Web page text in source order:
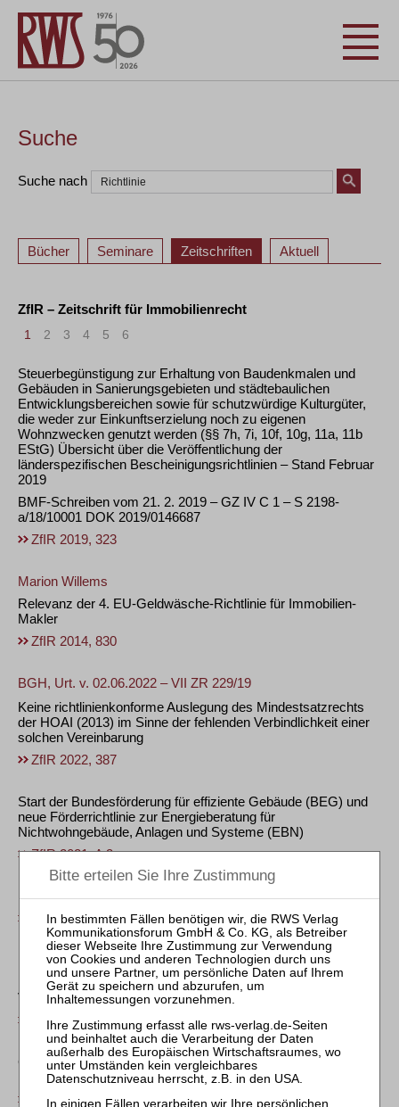
Suche
Suche nach
Bücher Seminare Zeitschriften Aktuell
ZfIR – Zeitschrift für Immobilienrecht
1 2 3 4 5 6
Steuerbegünstigung zur Erhaltung von Baudenkmalen und
Gebäuden in Sanierungsgebieten und städtebaulichen
Entwicklungsbereichen sowie für schutzwürdige Kulturgüter,
die weder zur Einkunftserzielung noch zu eigenen
Wohnzwecken genutzt werden (§§ 7h, 7i, 10f, 10g, 11a, 11b
EStG) Übersicht über die Veröffentlichung der
länderspezifischen Bescheinigungsrichtlinien – Stand Februar
2019
BMF-Schreiben vom 21. 2. 2019 – GZ IV C 1 – S 2198-
a/18/10001 DOK 2019/0146687
ZfIR 2019, 323
Marion Willems
Relevanz der 4. EU-Geldwäsche-Richtlinie für Immobilien-
Makler
ZfIR 2014, 830
BGH, Urt. v. 02.06.2022 – VII ZR 229/19
Keine richtlinienkonforme Auslegung des Mindestsatzrechts
der HOAI (2013) im Sinne der fehlenden Verbindlichkeit einer
solchen Vereinbarung
ZfIR 2022, 387
Start der Bundesförderung für effiziente Gebäude (BEG) und
neue Förderrichtlinie zur Energieberatung für
Nichtwohngebäude, Anlagen und Systeme (EBN)
ZfIR 2021, A 3
EU-Kommission will die Gebäuderichtlinie verschärfen
ZfIR 2022, A 3
Patrick Meier
Der Widerruf eines Teilzeit-Wohnrechte-Vertrags nach der
Verbraucherrechterichtlinie
ZfIR 2014, 799
Gesetzgebung: Umsetzung der novellierten Investmentfonds-
Richtlinie
ZfIR 2011, A 2